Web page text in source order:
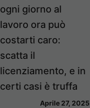
ogni giorno al
lavoro ora può
costarti caro:
scatta il
licenziamento, e in
certi casi è truffa
Aprile 27, 2025